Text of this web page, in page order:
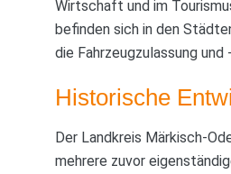
Wirtschaft und im
befinden sich in den
die Fahrzeugzulassung und
Historische
Der Landkreis Märkisch-
mehrere zuvor